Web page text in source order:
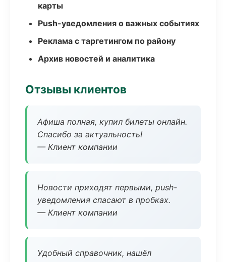
карты
Push-уведомления о важных событиях
Реклама с таргетингом по району
Архив новостей и аналитика
Отзывы клиентов
Афиша полная, купил билеты онлайн.
Спасибо за актуальность!
— Клиент компании
Новости приходят первыми, push-
уведомления спасают в пробках.
— Клиент компании
Удобный справочник, нашёл